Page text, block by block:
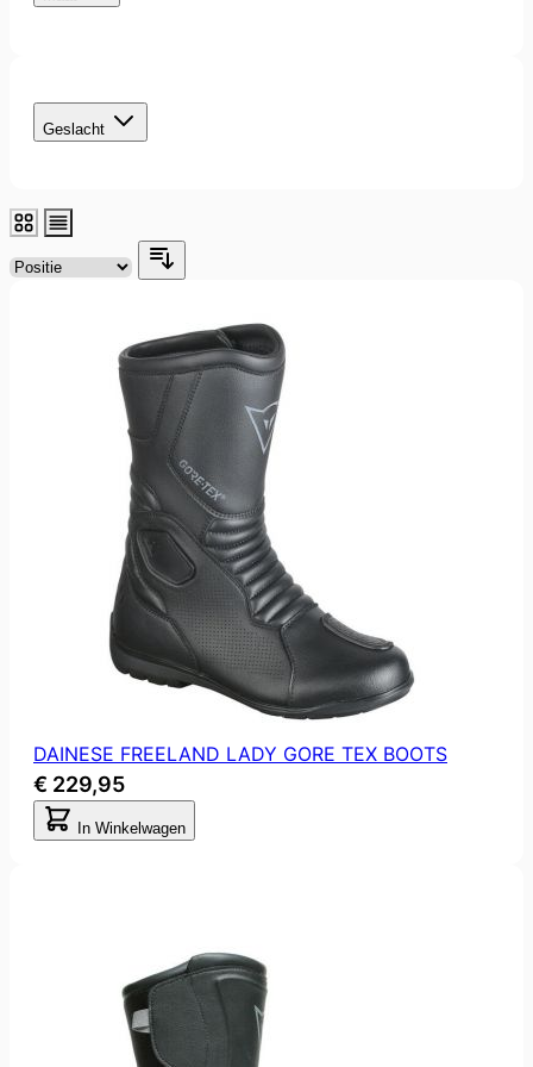
Geslacht
filter
DAINESE FREELAND LADY GORE TEX BOOTS
€ 229,95
In Winkelwagen